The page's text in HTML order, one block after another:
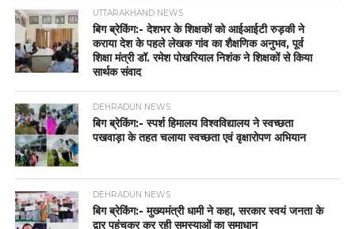
UTTARAKHAND NEWS
बिग ब्रेकिंग:- देशभर के शिक्षकों को आईआईटी रुड़की ने
कराया देश के पहले लेखक गांव का शैक्षणिक अनुभव, पूर्व
शिक्षा मंत्री डॉ. रमेश पोखरियाल निशंक ने शिक्षकों से किया
सार्थक संवाद
DEHRADUN NEWS
बिग ब्रेकिंग:- स्पर्श हिमालय विश्वविद्यालय ने स्वच्छता
पखवाड़ा के तहत चलाया स्वच्छता एवं वृक्षारोपण अभियान
DEHRADUN NEWS
बिग ब्रेकिंग:- मुख्यमंत्री धामी ने कहा, सरकार स्वयं जनता के
द्वार पहुंचकर कर रही समस्याओं का समाधान